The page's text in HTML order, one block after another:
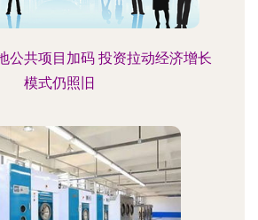
公共项目加码 投资拉动经济增长
模式仍照旧